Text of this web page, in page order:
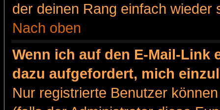
der deinen Rang einfach wieder
Nach oben
Wenn ich auf den E-Mail-Link
dazu aufgefordert, mich
Nur registrierte Benutzer